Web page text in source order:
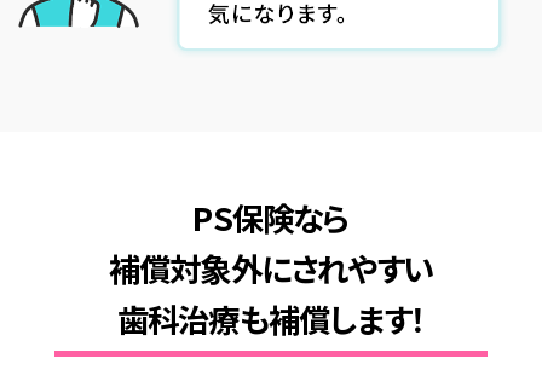
PS保険なら
補償対象外にされやすい
歯科治療も補償します！